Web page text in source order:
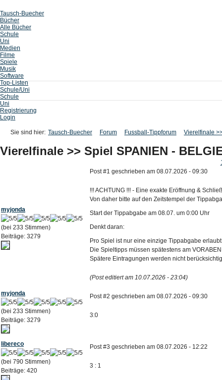
Tausch-Buecher
Bücher
Alle Bücher
Schule
Uni
Medien
Filme
Spiele
Musik
Software
Top-Listen
Schule/Uni
Schule
Uni
Registrierung
Login
Sie sind hier: Tausch-Buecher Forum Fussball-Tippforum Vierelfinale
Vierelfinale >> Spiel SPANIEN -
myjonda
(bei 233 Stimmen)
Beiträge: 3279
Post #1 geschrieben am 08.07.2026 - 09:30
!!! ACHTUNG !!! - Eine exakte Eröffnung &
Von daher bitte auf den Zeitstempel der
Start der Tippabgabe am 08.07. um 0:00 Uhr
Denkt daran:
Pro Spiel ist nur eine einzige Tippabgabe erlaubt
Die Spieltipps müssen spätestens am
Spätere Eintragungen werden nicht
(Post editiert am 10.07.2026 - 23:04)
myjonda
(bei 233 Stimmen)
Beiträge: 3279
Post #2 geschrieben am 08.07.2026 - 09:30
3:0
libereco
(bei 790 Stimmen)
Beiträge: 420
Post #3 geschrieben am 08.07.2026 - 12:22
3 : 1